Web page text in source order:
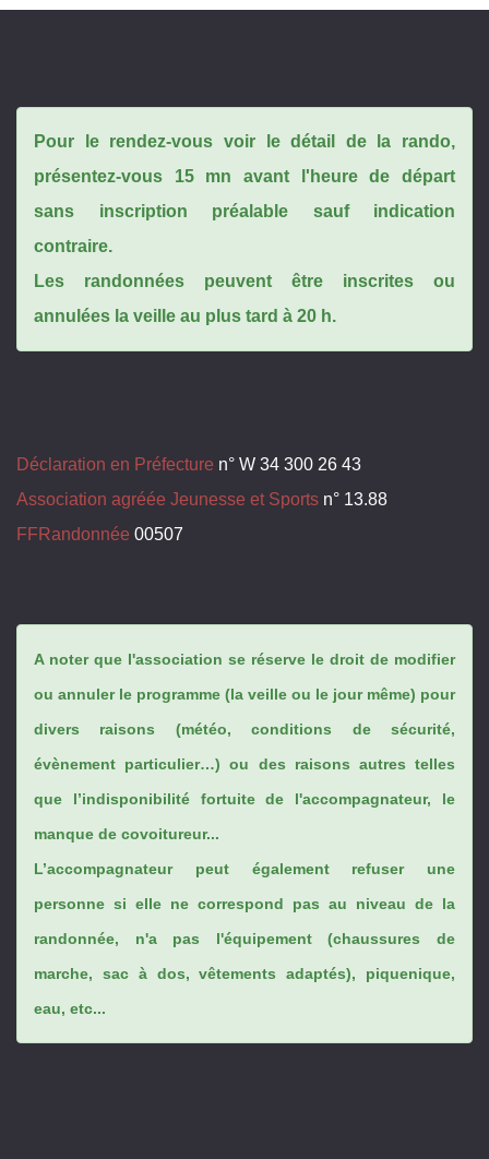
Pour le rendez-vous voir le détail de la rando,
présentez-vous 15 mn avant l'heure de départ
sans inscription préalable sauf indication
contraire.
Les randonnées peuvent être inscrites ou
annulées la veille au plus tard à 20 h.
Déclaration en Préfecture n° W 34 300 26 43
Association agréée Jeunesse et Sports n° 13.88
FFRandonnée 00507
A noter que l'association se réserve le droit de modifier
ou annuler le programme (la veille ou le jour même) pour
divers raisons (météo, conditions de sécurité,
évènement particulier…) ou des raisons autres telles
que l’indisponibilité fortuite de l'accompagnateur, le
manque de covoitureur...
L’accompagnateur peut également refuser une
personne si elle ne correspond pas au niveau de la
randonnée, n'a pas l'équipement (chaussures de
marche, sac à dos, vêtements adaptés), piquenique,
eau, etc...